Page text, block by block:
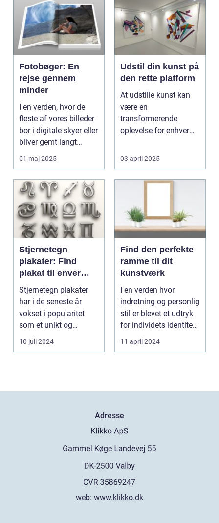
Fotobøger: En
rejse gennem
minder
I en verden, hvor de
fleste af vores billeder
bor i digitale skyer eller
bliver gemt langt
væk...
01 maj 2025
Udstil din kunst på
den rette platform
At udstille kunst kan
være en
transformerende
oplevelse for enhver
ikke ...
03 april 2025
Stjernetegn
plakater: Find
plakat til enver
smag
Stjernetegn plakater
har i de seneste år
vokset i popularitet
som et unikt og
personligt indslag i h...
10 juli 2024
Find den perfekte
ramme til dit
kunstværk
I en verden hvor
indretning og personlig
stil er blevet et udtryk
for individets identitet,
spiller ...
11 april 2024
Adresse
web: www.klikko.dk